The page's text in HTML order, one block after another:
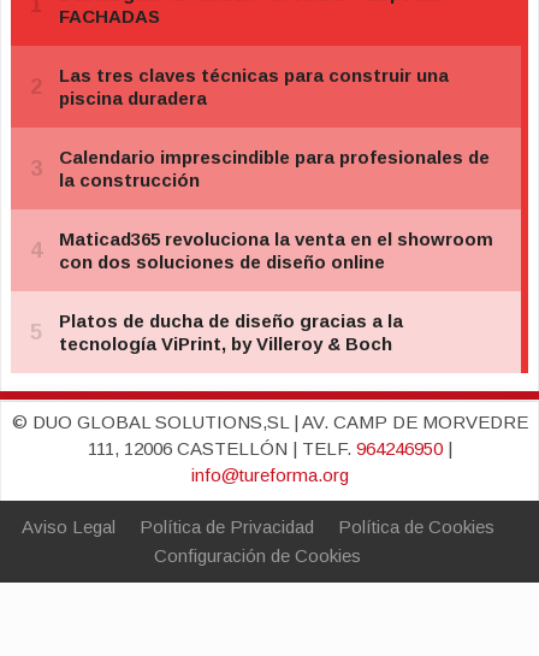
© DUO GLOBAL SOLUTIONS,SL | AV. CAMP DE MORVEDRE
111, 12006 CASTELLÓN | TELF. 964246950|
info@tureforma.org
Aviso Legal Política de Privacidad
Política de Cookies
Configuración de Cookies